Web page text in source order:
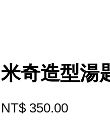
米奇造型湯
NT$ 350.00